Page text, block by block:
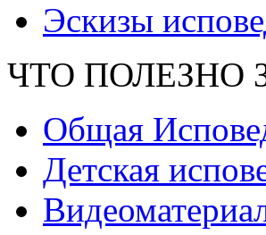
Эскизы
ЧТО ПОЛЕЗНО
Общая
Детская